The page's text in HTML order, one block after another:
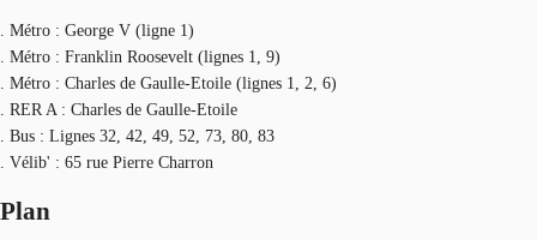
. Métro : George V (ligne 1)
. Métro : Franklin Roosevelt (lignes 1, 9)
. Métro : Charles de Gaulle-Etoile (lignes 1, 2, 6)
. RER A : Charles de Gaulle-Etoile
. Bus : Lignes 32, 42, 49, 52, 73, 80, 83
. Vélib' : 65 rue Pierre Charron
Plan